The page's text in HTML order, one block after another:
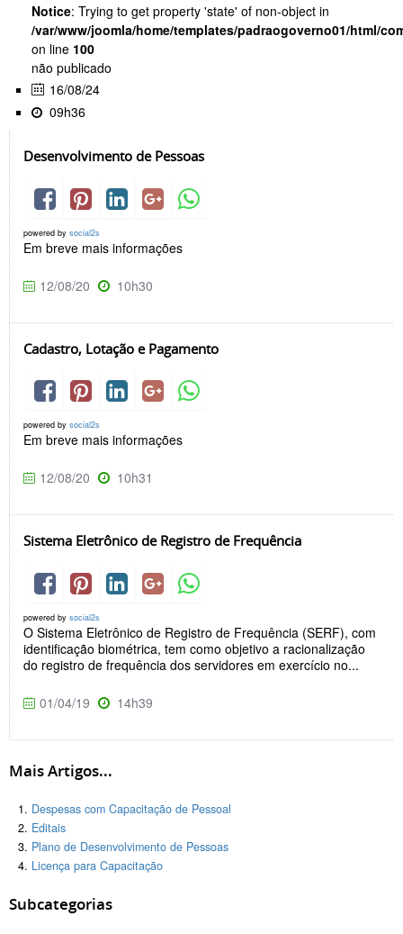
Notice: Trying to get property 'state' of non-object in
/var/www/joomla/home/templates/padraogoverno01/html/
on line 100
não publicado
16/08/24
09h36
Desenvolvimento de Pessoas
powered by social2s
Em breve mais informações
12/08/20 10h30
Cadastro, Lotação e Pagamento
powered by social2s
Em breve mais informações
12/08/20 10h31
Sistema Eletrônico de Registro de Frequência
powered by social2s
O Sistema Eletrônico de Registro de Frequência (SERF), com
identificação biométrica, tem como objetivo a racionalização
do registro de frequência dos servidores em exercício no...
01/04/19 14h39
Mais Artigos...
Despesas com Capacitação de Pessoal
Editais
Plano de Desenvolvimento de Pessoas
Licença para Capacitação
Subcategorias